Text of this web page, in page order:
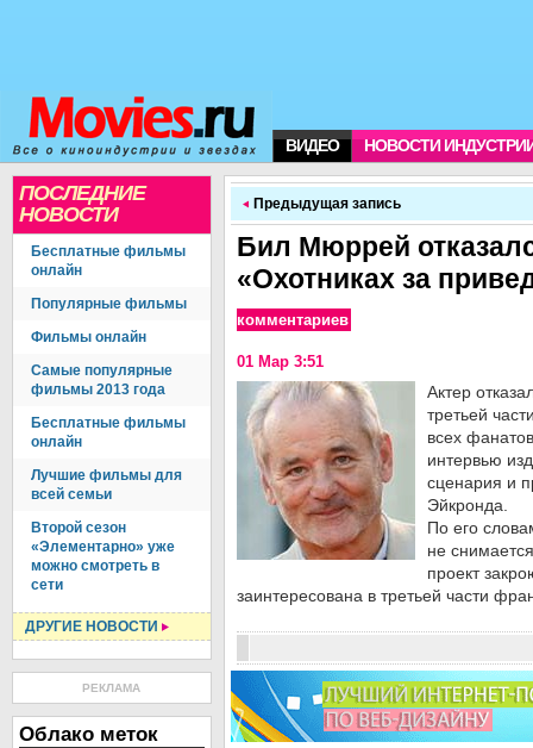
ВИДЕО НОВОСТИ
ПОСЛЕДНИЕ
НОВОСТИ
Бесплатные фильмы
онлайн
Популярные фильмы
Фильмы онлайн
Самые популярные
фильмы 2013 года
Бесплатные фильмы
онлайн
Лучшие фильмы для
всей семьи
Второй сезон
«Элементарно» уже
можно смотреть в
сети
ДРУГИЕ НОВОСТИ
РЕКЛАМА
Облако меток
Предыдущая запись
Бил Мюррей
«Охотниках за
комментариев
01 Мар 3:51
Актер
третьей
всех
интервью
сценария и
Эйкронда.
По его
не
проект
заинтересована в третьей части